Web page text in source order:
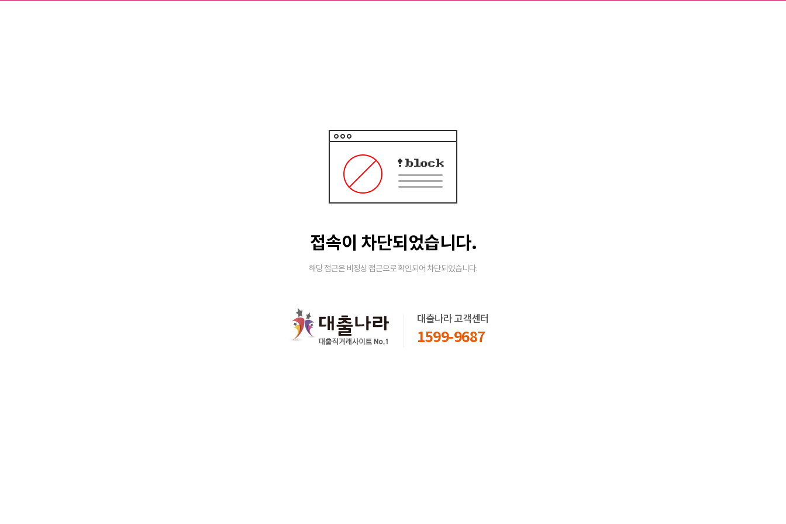
접속이 차단되었습니다.
해당 접근은 비정상 접근으로 확인되어 차단되었습니다.
대출나라 고객센터
1599-9687